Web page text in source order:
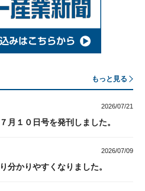
もっと見る
2026/07/21
月１０日号を発刊しました。
2026/07/09
分かりやすくなりました。